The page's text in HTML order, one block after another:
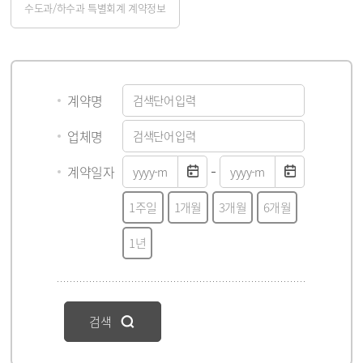
수도과/하수과 특별회계 계약정보
계약명
업체명
계약일자
1주일 1개월 3개월 6개월
1년
검색